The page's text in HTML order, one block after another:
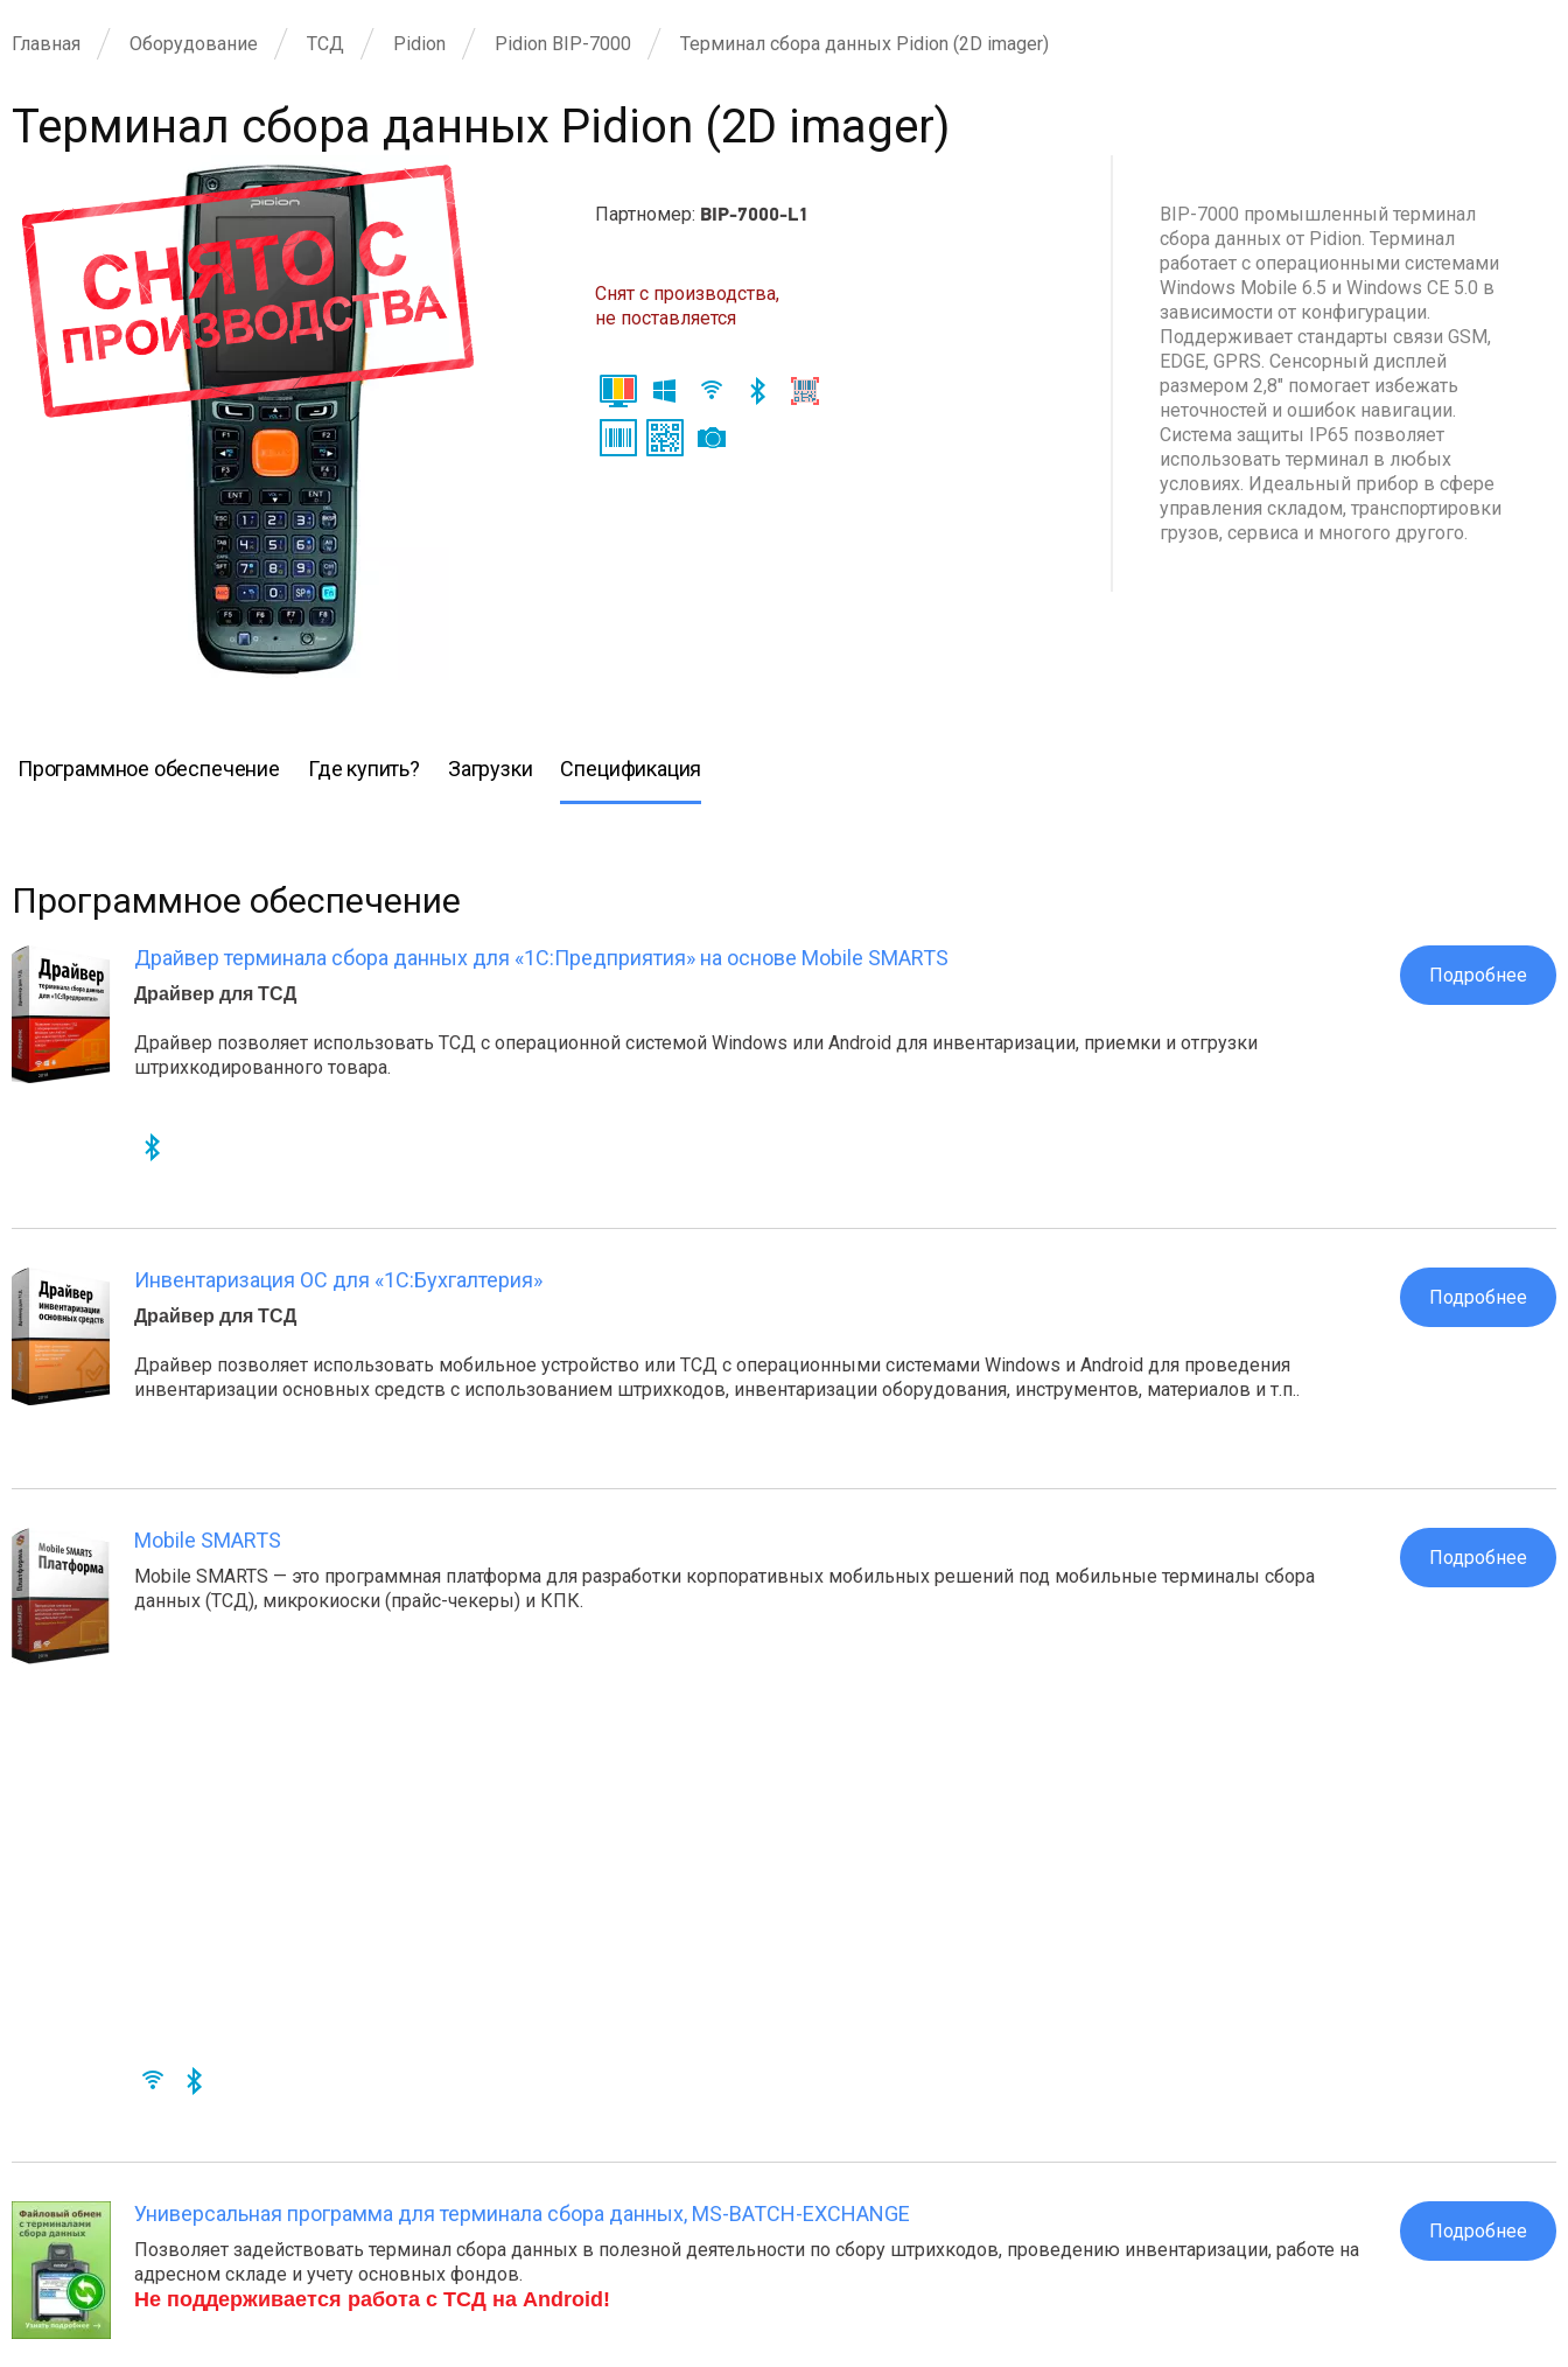
Главная Оборудование ТСД Pidion Pidion BIP-7000 Терминал сбора данных Pidion (2D imager)
Терминал сбора данных Pidion (2D imager)
Партномер: BIP-7000-L1
Снят с производства,
не поставляется
BIP-7000 промышленный терминал
сбора данных от Pidion. Терминал
работает с операционными системами
Windows Mobile 6.5 и Windows CE 5.0 в
зависимости от конфигурации.
Поддерживает стандарты связи GSM,
EDGE, GPRS. Сенсорный дисплей
размером 2,8" помогает избежать
неточностей и ошибок навигации.
Система защиты IP65 позволяет
использовать терминал в любых
условиях. Идеальный прибор в сфере
управления складом, транспортировки
грузов, сервиса и многого другого.
Программное обеспечение Где купить? Загрузки Спецификация
Программное обеспечение
Подробнее
Драйвер терминала сбора данных для «1С:Предприятия» на основе Mobile SMARTS
Драйвер для ТСД
Драйвер позволяет использовать ТСД с операционной системой Windows или Android для инвентаризации, приемки и отгрузки
штрихкодированного товара.
Подробнее
Инвентаризация ОС для «1С:Бухгалтерия»
Драйвер для ТСД
Драйвер позволяет использовать мобильное устройство или ТСД с операционными системами Windows и Android для проведения
инвентаризации основных средств с использованием штрихкодов, инвентаризации оборудования, инструментов, материалов и т.п..
Подробнее
Mobile SMARTS
Mobile SMARTS — это программная платформа для разработки корпоративных мобильных решений под мобильные терминалы сбора
данных (ТСД), микрокиоски (прайс-чекеры) и КПК.
Подробнее
Универсальная программа для терминала сбора данных, MS-BATCH-EXCHANGE
Позволяет задействовать терминал сбора данных в полезной деятельности по сбору штрихкодов, проведению инвентаризации, работе на
адресном складе и учету основных фондов.
Не поддерживается работа с ТСД на Android!